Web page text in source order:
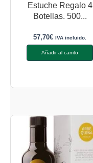
Estuche Regalo 4
Botellas. 500...
57,70€ IVA incluido.
Añadir al carrito